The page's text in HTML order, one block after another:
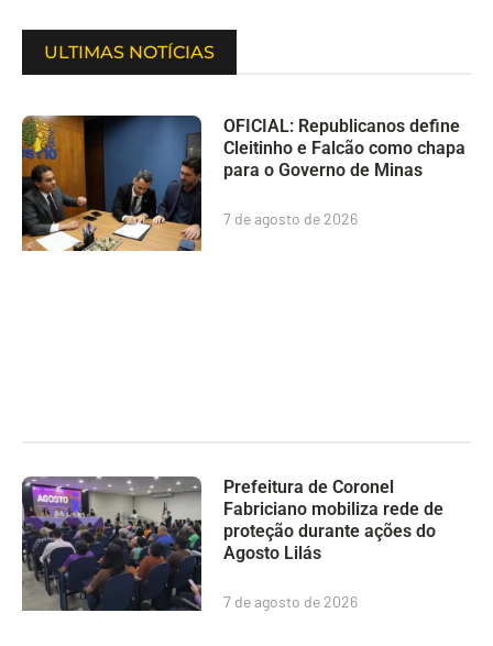
ULTIMAS NOTÍCIAS
OFICIAL: Republicanos define
Cleitinho e Falcão como chapa
para o Governo de Minas
7 de agosto de 2026
Prefeitura de Coronel
Fabriciano mobiliza rede de
proteção durante ações do
Agosto Lilás
7 de agosto de 2026